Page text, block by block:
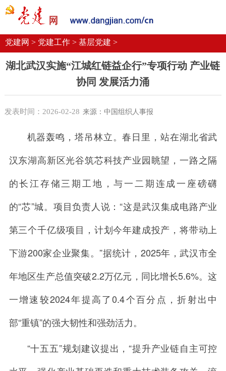
党建要闻
机关党建
校园党建 企业党建
党建网 > 党建工作 > 基层党建 >
湖北武汉实施“江城红链益企行”专项行动 产业链
协同 发展活力涌
发表时间：2026-02-28 来源：中国组织人事报
机器轰鸣，塔吊林立。春日里，站在湖北省武
汉东湖高新区光谷筑芯科技产业园眺望，一路之隔
的长江存储三期工地，与一二期连成一座磅礴
的“芯”城。项目负责人说：“这是武汉集成电路产业
第三个千亿级项目，计划今年建成投产，将带动上
下游200家企业聚集。”据统计，2025年，武汉市全
年地区生产总值突破2.2万亿元，同比增长5.6%。这
一增速较2024年提高了0.4个百分点，折射出中
部“重镇”的强大韧性和强劲活力。
“十五五”规划建议提出，“提升产业链自主可控